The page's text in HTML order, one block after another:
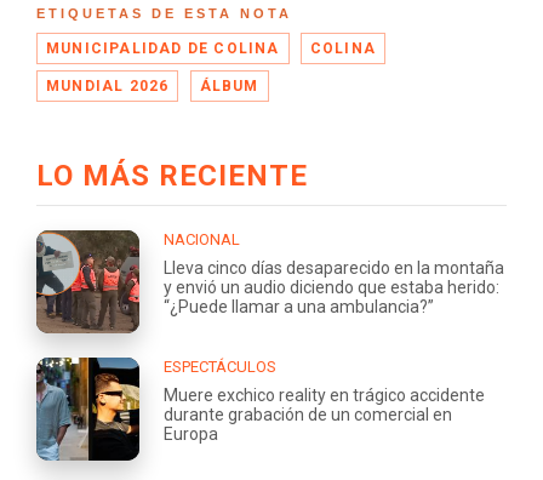
ETIQUETAS DE ESTA NOTA
MUNICIPALIDAD DE COLINA COLINA
MUNDIAL 2026 ÁLBUM
LO MÁS RECIENTE
NACIONAL
Lleva cinco días desaparecido en la montaña
y envió un audio diciendo que estaba herido:
“¿Puede llamar a una ambulancia?”
ESPECTÁCULOS
Muere exchico reality en trágico accidente
durante grabación de un comercial en
Europa